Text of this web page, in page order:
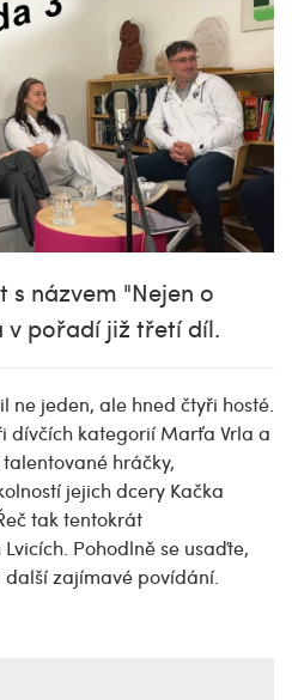
s názvem "Nejen o
v pořadí již třetí díl.
ne jeden, ale hned čtyři hosté.
dívčích kategorií Marťa Vrla a
hráčky,
jejich dcery Kačka
tak tentokrát
Pohodlně se usaďte,
zajímavé povídání.